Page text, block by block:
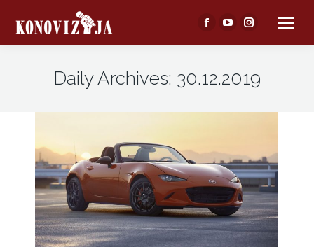
Facebook
page
in
YouTube
page
in
Instagram
page
in
Daily Archives: 30.12.2019